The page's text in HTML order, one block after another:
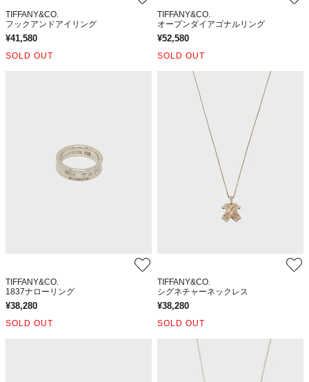
TIFFANY&CO.
フックアンドアイリング
¥41,580
SOLD OUT
TIFFANY&CO.
オープンダイアゴナルリング
¥52,580
SOLD OUT
TIFFANY&CO.
1837ナローリング
¥38,280
SOLD OUT
TIFFANY&CO.
シグネチャーネックレス
¥38,280
SOLD OUT